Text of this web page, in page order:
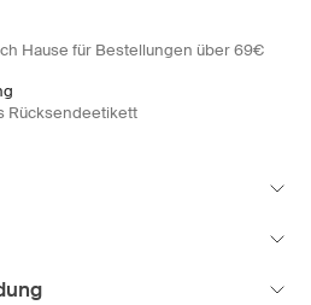
Hause für Bestellungen über 69€
Rücksendeetikett